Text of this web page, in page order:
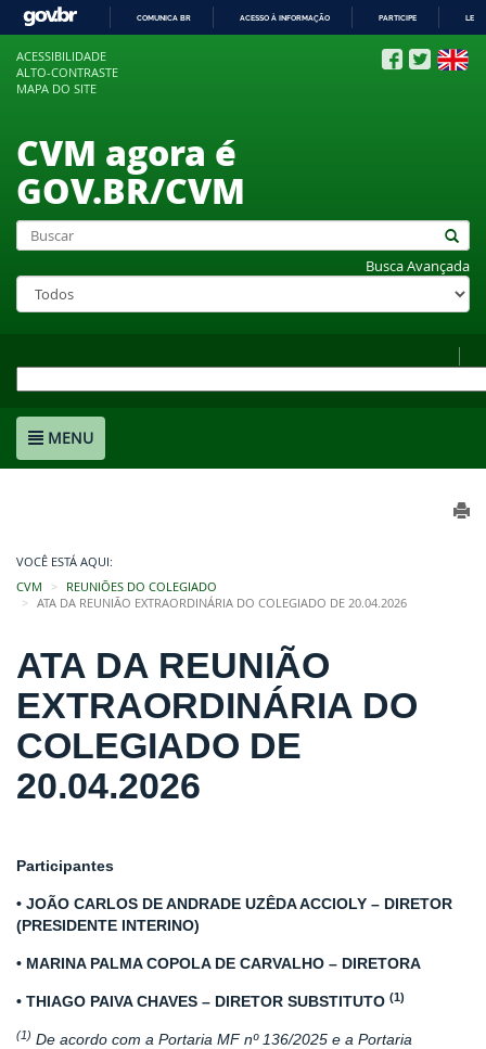
COMUNICA BR ACESSO À INFORMAÇÃO PARTICIPE
ACESSIBILIDADE
ALTO-CONTRASTE
MAPA DO SITE
CVM agora é
GOV.BR/CVM
Busca Avançada
MENU
VOCÊ ESTÁ AQUI:
CVM
REUNIÕES DO COLEGIADO
ATA DA REUNIÃO EXTRAORDINÁRIA DO COLEGIADO DE 20.04.2026
ATA DA REUNIÃO
EXTRAORDINÁRIA DO
COLEGIADO DE
20.04.2026
Participantes
• JOÃO CARLOS DE ANDRADE UZÊDA ACCIOLY – DIRETOR
(PRESIDENTE INTERINO)
• MARINA PALMA COPOLA DE CARVALHO – DIRETORA
• THIAGO PAIVA CHAVES – DIRETOR SUBSTITUTO (1)
(1) De acordo com a Portaria MF nº 136/2025 e a Portaria